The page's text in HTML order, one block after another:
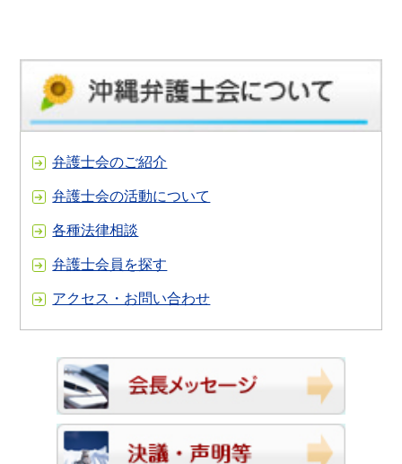
弁護士会のご紹介
弁護士会の活動について
各種法律相談
弁護士会員を探す
アクセス・お問い合わせ